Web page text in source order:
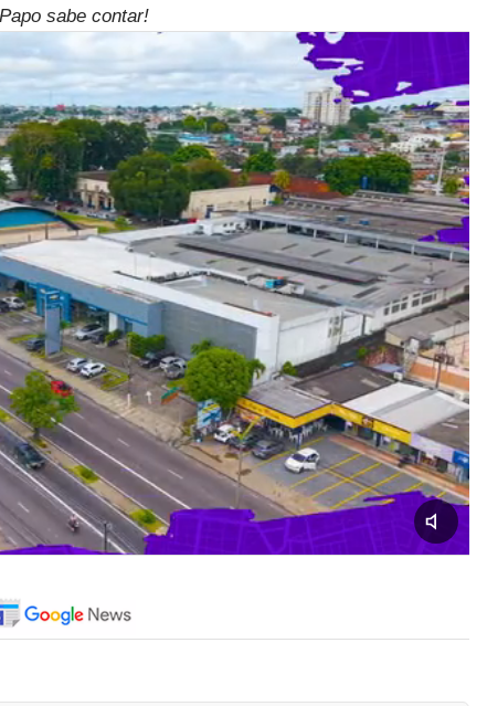
sabe contar!